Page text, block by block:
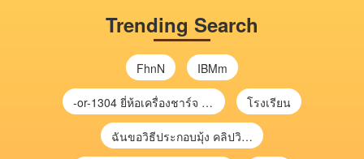
Trending Search
FhnN IBMm
-or-1304 ยี่ห้อเครื่องชาร์จ chargecore โรงเรียน
ฉันขอวิธีประกอบมุ้ง คลิปวิดีโอ การประกอบมุ้ง